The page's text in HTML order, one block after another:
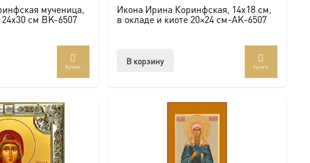
мученица,
см BK-6507
Купить
Икона Ирина Коринфская, 14х18 см,
в окладе и киоте 20×24 см-AK-6507
В корзину
Купить